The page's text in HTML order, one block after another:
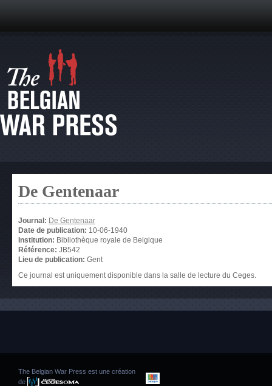
De Gentenaar
Journal: De Gentenaar
Date de publication: 10-06-1940
Institution: Bibliothèque royale de Belgique
Référence: JB542
Lieu de publication: Gent
Ce journal est uniquement disponible dans la salle de lecture du Ceges.
The Belgian War Press est une création
de